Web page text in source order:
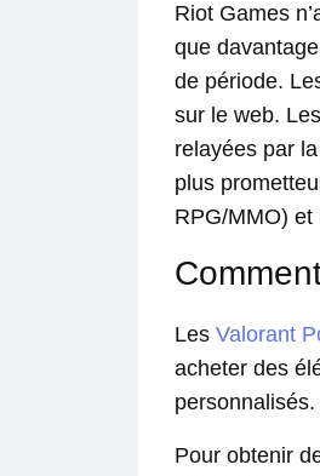
Riot Games
que
de période.
sur le web.
relayées par
plus
RPG/MMO)
Les Valorant
acheter des
personnalisés.
Pour obtenir